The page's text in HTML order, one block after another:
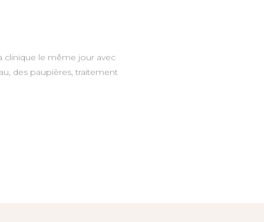
clinique le même jour avec
des paupières, traitement